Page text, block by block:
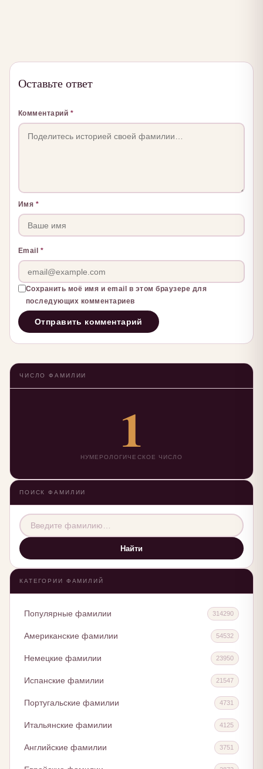
Оставьте ответ
Комментарий *
Имя *
Email *
Сохранить моё имя и email в этом браузере для
последующих комментариев
ЧИСЛО ФАМИЛИИ
1
НУМЕРОЛОГИЧЕСКОЕ ЧИСЛО
ПОИСК ФАМИЛИИ
Найти
КАТЕГОРИИ ФАМИЛИЙ
Популярные фамилии 314290
Американские фамилии 54532
Немецкие фамилии 23950
Испанские фамилии 21547
Португальские фамилии 4731
Итальянские фамилии 4125
Английские фамилии 3751